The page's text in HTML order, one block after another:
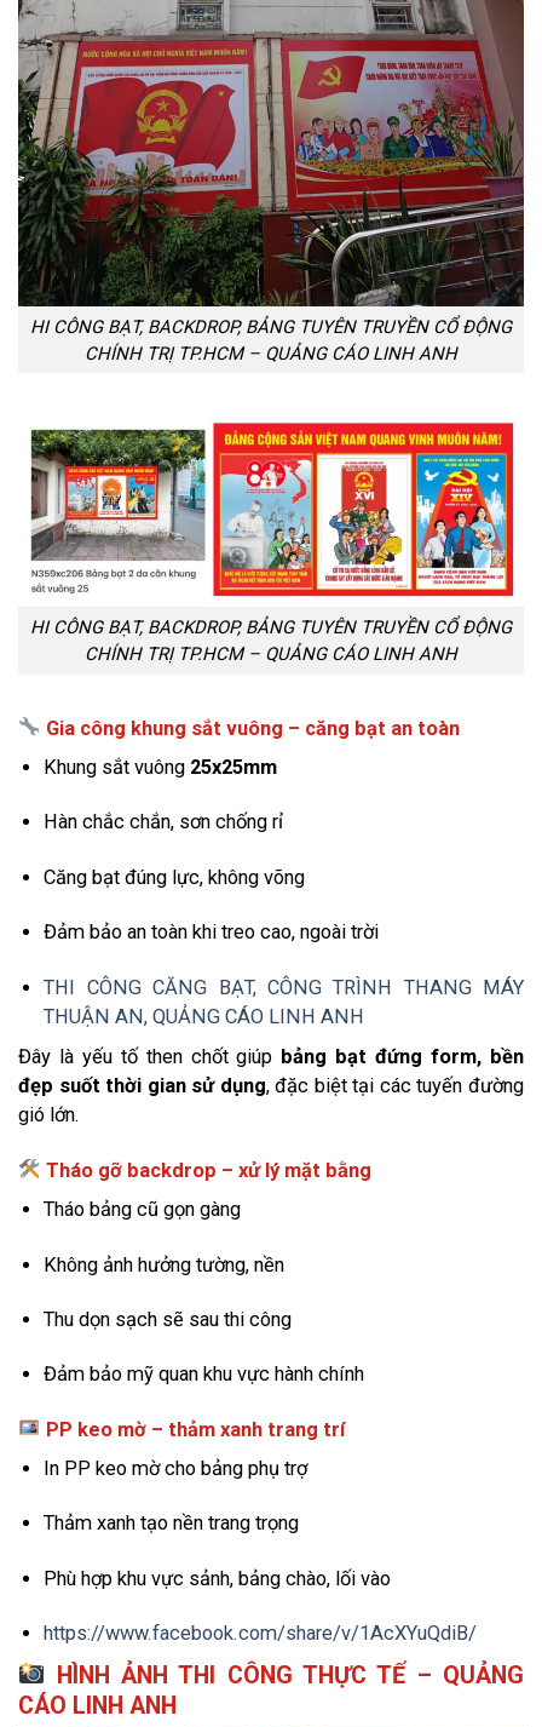
HI CÔNG BẠT, BACKDROP, BẢNG TUYÊN TRUYỀN CỔ ĐỘNG
CHÍNH TRỊ TP.HCM – QUẢNG CÁO LINH ANH
HI CÔNG BẠT, BACKDROP, BẢNG TUYÊN TRUYỀN CỔ ĐỘNG
CHÍNH TRỊ TP.HCM – QUẢNG CÁO LINH ANH
Gia công khung sắt vuông – căng bạt an toàn
Khung sắt vuông 25x25mm
Hàn chắc chắn, sơn chống rỉ
Căng bạt đúng lực, không võng
Đảm bảo an toàn khi treo cao, ngoài trời
THI CÔNG CĂNG BẠT, CÔNG TRÌNH THANG MÁY
THUẬN AN, QUẢNG CÁO LINH ANH
Đây là yếu tố then chốt giúp bảng bạt đứng form, bền
đẹp suốt thời gian sử dụng, đặc biệt tại các tuyến đường
gió lớn.
Tháo gỡ backdrop – xử lý mặt bằng
Tháo bảng cũ gọn gàng
Không ảnh hưởng tường, nền
Thu dọn sạch sẽ sau thi công
Đảm bảo mỹ quan khu vực hành chính
PP keo mờ – thảm xanh trang trí
In PP keo mờ cho bảng phụ trợ
Thảm xanh tạo nền trang trọng
Phù hợp khu vực sảnh, bảng chào, lối vào
https://www.facebook.com/share/v/1AcXYuQdiB/
HÌNH ẢNH THI CÔNG THỰC TẾ – QUẢNG
CÁO LINH ANH